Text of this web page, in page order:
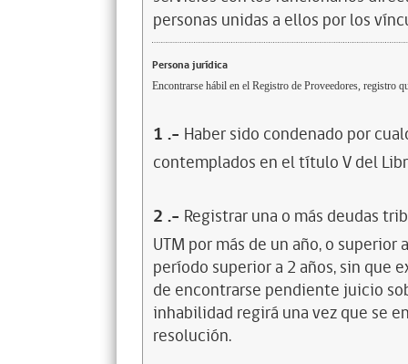
personas unidas a ellos por los
Persona jurídica
Encontrarse hábil en el Registro de Proveedores, registro
1 .- Haber sido condenado por
contemplados en el título V del
2 .- Registrar una o más deudas
UTM por más de un año, o
período superior a 2 años, sin que
de encontrarse pendiente juicio
inhabilidad regirá una vez que se
resolución.